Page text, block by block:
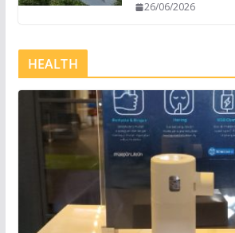
26/06/2026
HEALTH